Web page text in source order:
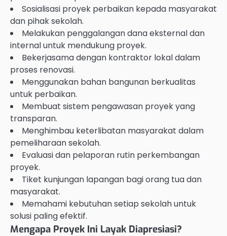
Sosialisasi proyek perbaikan kepada masyarakat
dan pihak sekolah.
Melakukan penggalangan dana eksternal dan
internal untuk mendukung proyek.
Bekerjasama dengan kontraktor lokal dalam
proses renovasi.
Menggunakan bahan bangunan berkualitas
untuk perbaikan.
Membuat sistem pengawasan proyek yang
transparan.
Menghimbau keterlibatan masyarakat dalam
pemeliharaan sekolah.
Evaluasi dan pelaporan rutin perkembangan
proyek.
Tiket kunjungan lapangan bagi orang tua dan
masyarakat.
Memahami kebutuhan setiap sekolah untuk
solusi paling efektif.
Mengapa Proyek Ini Layak Diapresiasi?